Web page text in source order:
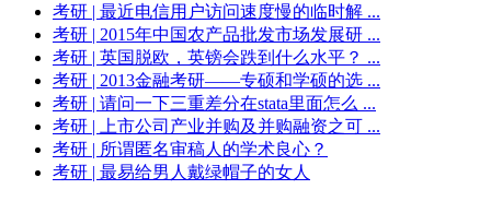
考研 | 最近电信用户访问速度慢的临时解 ...
考研 | 2015年中国农产品批发市场发展研 ...
考研 | 英国脱欧，英镑会跌到什么水平？ ...
考研 | 2013金融考研——专硕和学硕的选 ...
考研 | 请问一下三重差分在stata里面怎么 ...
考研 | 上市公司产业并购及并购融资之可 ...
考研 | 所谓匿名审稿人的学术良心？
考研 | 最易给男人戴绿帽子的女人